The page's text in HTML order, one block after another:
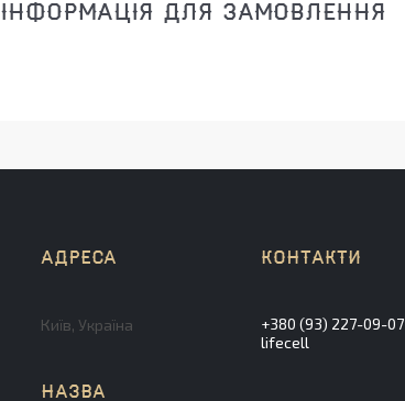
ІНФОРМАЦІЯ ДЛЯ ЗАМОВЛЕННЯ
Київ, Україна
+380 (93) 227-09-07
lifecell